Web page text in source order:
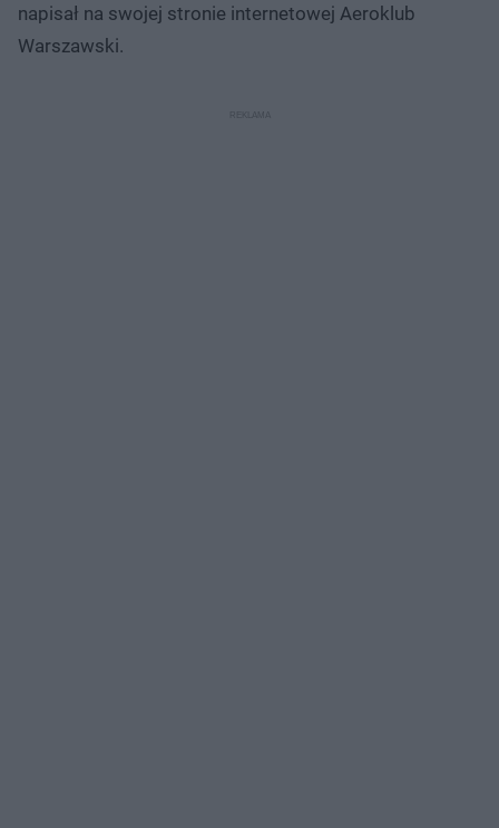
napisał na swojej stronie internetowej Aeroklub
Warszawski.